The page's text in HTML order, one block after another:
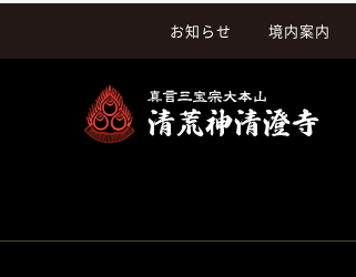
お知らせ 境内案内